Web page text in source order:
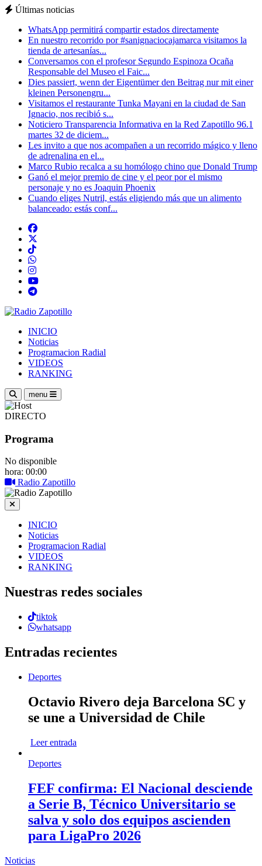
Últimas noticias
WhatsApp permitirá compartir estados directamente
En nuestro recorrido por #sanignaciocajamarca visitamos la
tienda de artesanías...
Conversamos con el profesor Segundo Espinoza Ocaña
Responsable del Museo el Faic...
Dies passiert, wenn der Eigentümer den Beitrag nur mit einer
kleinen Personengru...
Visitamos el restaurante Tunka Mayani en la ciudad de San
Ignacio, nos recibió s...
Noticiero Transparencia Informativa en la Red Zapotillo 96.1
martes 32 de diciem...
Les invito a que nos acompañen a un recorrido mágico y lleno
de adrenalina en el...
Marco Rubio recalca a su homólogo chino que Donald Trump
Ganó el mejor premio de cine y el peor por el mismo
personaje y no es Joaquin Phoenix
Cuando eliges Nutril, estás eligiendo más que un alimento
balanceado: estás conf...
INICIO
Noticias
Programacion Radial
VIDEOS
RANKING
menu
DIRECTO
Programa
No disponible
hora: 00:00
Radio Zapotillo
INICIO
Noticias
Programacion Radial
VIDEOS
RANKING
Nuestras redes sociales
tiktok
whatsapp
Entradas recientes
Deportes
Octavio Rivero deja Barcelona SC y
se une a Universidad de Chile
Leer entrada
Deportes
FEF confirma: El Nacional desciende
a Serie B, Técnico Universitario se
salva y solo dos equipos ascienden
para LigaPro 2026
Noticias